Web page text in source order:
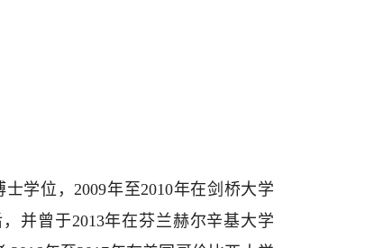
学位，2009年至2010年在剑桥大学
并曾于2013年在芬兰赫尔辛基大学